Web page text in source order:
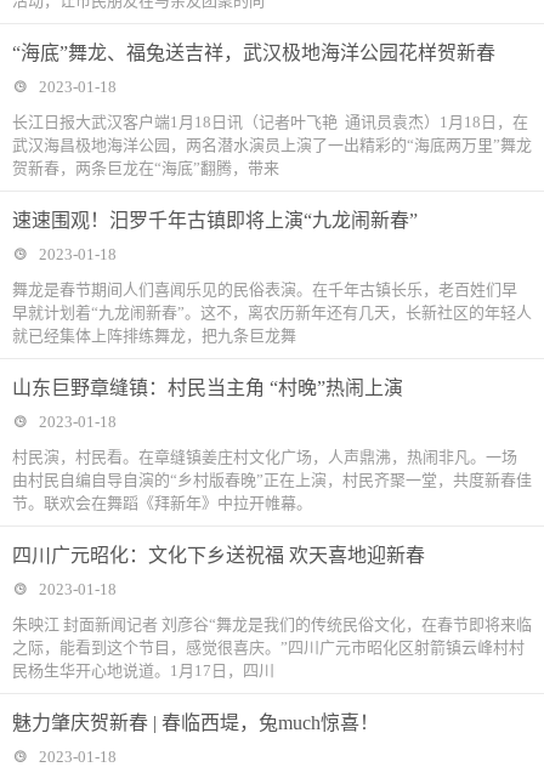
“海底”舞龙、福兔送吉祥，武汉极地海洋公园花样贺新春
2023-01-18
长江日报大武汉客户端1月18日讯（记者叶飞艳 通讯员袁杰）1月18日，在
武汉海昌极地海洋公园，两名潜水演员上演了一出精彩的“海底两万里”舞龙
贺新春，两条巨龙在“海底”翻腾，带来
速速围观！汨罗千年古镇即将上演“九龙闹新春”
2023-01-18
舞龙是春节期间人们喜闻乐见的民俗表演。在千年古镇长乐，老百姓们早
早就计划着“九龙闹新春”。这不，离农历新年还有几天，长新社区的年轻人
就已经集体上阵排练舞龙，把九条巨龙舞
山东巨野章缝镇：村民当主角 “村晚”热闹上演
2023-01-18
村民演，村民看。在章缝镇姜庄村文化广场，人声鼎沸，热闹非凡。一场
由村民自编自导自演的“乡村版春晚”正在上演，村民齐聚一堂，共度新春佳
节。联欢会在舞蹈《拜新年》中拉开帷幕。
四川广元昭化：文化下乡送祝福 欢天喜地迎新春
2023-01-18
朱映江 封面新闻记者 刘彦谷“舞龙是我们的传统民俗文化，在春节即将来临
之际，能看到这个节目，感觉很喜庆。”四川广元市昭化区射箭镇云峰村村
民杨生华开心地说道。1月17日，四川
魅力肇庆贺新春 | 春临西堤，兔much惊喜！
2023-01-18